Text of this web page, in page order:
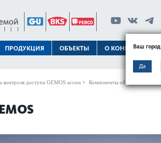
ПРОДУКЦИЯ ОБЪЕКТЫ О КОНЦЕРНЕВаш город
Да
контроля доступа GEMOS access Компоненты оборудования